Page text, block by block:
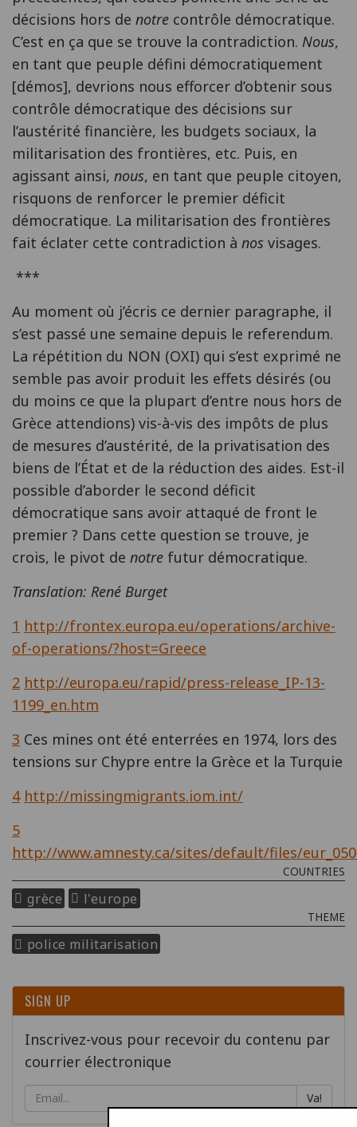
décisions hors de notre contrôle démocratique.
C’est en ça que se trouve la contradiction. Nous,
en tant que peuple défini démocratiquement
[démos], devrions nous efforcer d’obtenir sous
contrôle démocratique des décisions sur
l’austérité financière, les budgets sociaux, la
militarisation des frontières, etc. Puis, en
agissant ainsi, nous, en tant que peuple citoyen,
risquons de renforcer le premier déficit
démocratique. La militarisation des frontières
fait éclater cette contradiction à nos visages.
***
Au moment où j’écris ce dernier paragraphe, il
s’est passé une semaine depuis le referendum.
La répétition du NON (OXI) qui s’est exprimé ne
semble pas avoir produit les effets désirés (ou
du moins ce que la plupart d’entre nous hors de
Grèce attendions) vis-à-vis des impôts de plus
de mesures d’austérité, de la privatisation des
biens de l’État et de la réduction des aides. Est-il
possible d’aborder le second déficit
démocratique sans avoir attaqué de front le
premier ? Dans cette question se trouve, je
crois, le pivot de notre futur démocratique.
Translation: René Burget
1 http://frontex.europa.eu/operations/archive-
of-operations/?host=Greece
2 http://europa.eu/rapid/press-release_IP-13-
1199_en.htm
3 Ces mines ont été enterrées en 1974, lors des
tensions sur Chypre entre la Grèce et la Turquie
4 http://missingmigrants.iom.int/
5
http://www.amnesty.ca/sites/default/files/
COUNTRIES
grèce l'europe
THEME
police militarisation
SIGN UP
Inscrivez-vous pour recevoir du contenu par
courrier électronique
Va!